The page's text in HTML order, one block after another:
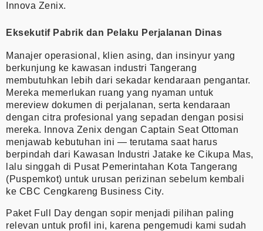
Innova Zenix.
Eksekutif Pabrik dan Pelaku Perjalanan Dinas
Manajer operasional, klien asing, dan insinyur yang
berkunjung ke kawasan industri Tangerang
membutuhkan lebih dari sekadar kendaraan pengantar.
Mereka memerlukan ruang yang nyaman untuk
mereview dokumen di perjalanan, serta kendaraan
dengan citra profesional yang sepadan dengan posisi
mereka. Innova Zenix dengan Captain Seat Ottoman
menjawab kebutuhan ini — terutama saat harus
berpindah dari Kawasan Industri Jatake ke Cikupa Mas,
lalu singgah di Pusat Pemerintahan Kota Tangerang
(Puspemkot) untuk urusan perizinan sebelum kembali
ke CBC Cengkareng Business City.
Paket Full Day dengan sopir menjadi pilihan paling
relevan untuk profil ini, karena pengemudi kami sudah